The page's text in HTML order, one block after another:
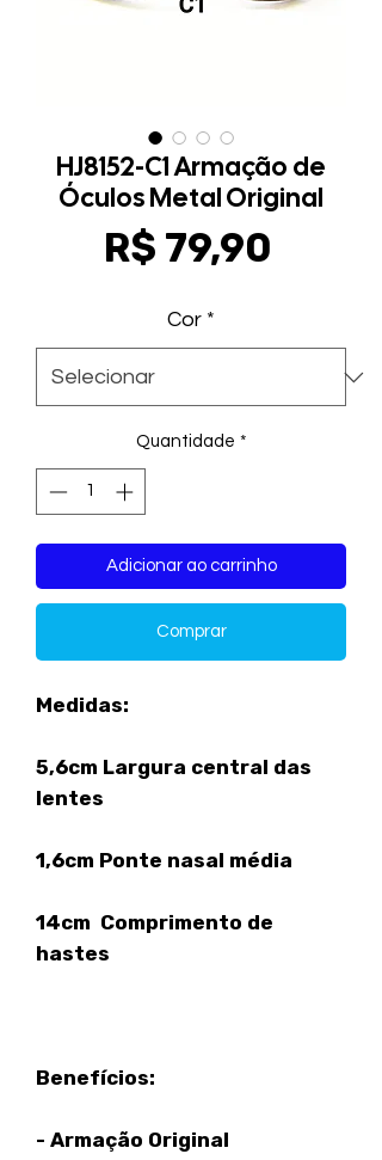
HJ8152-C1 Armação de
Óculos Metal Original
R$ 79,90
Cor *
Quantidade *
Adicionar ao carrinho
Comprar
Medidas:
5,6cm Largura central das
lentes
1,6cm Ponte nasal média
14cm Comprimento de
hastes
Benefícios:
- Armação Original